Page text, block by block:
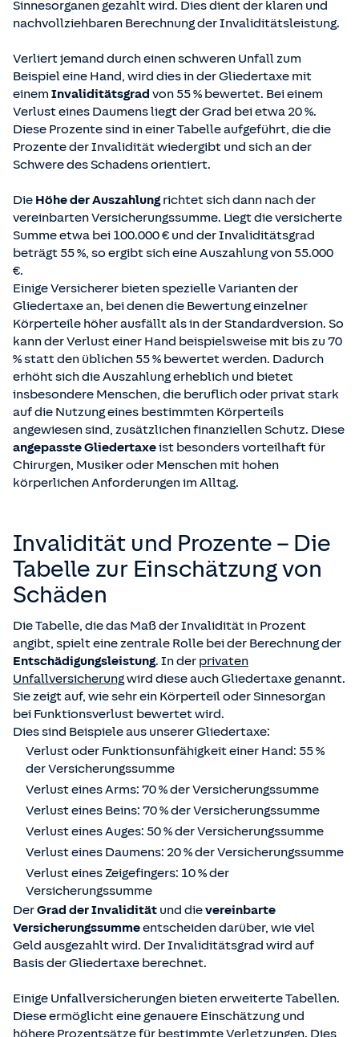
Sinnesorganen gezahlt wird. Dies dient der klaren und
nachvollziehbaren Berechnung der Invaliditätsleistung.
Verliert jemand durch einen schweren Unfall zum
Beispiel eine Hand, wird dies in der Gliedertaxe mit
einem Invaliditätsgrad von 55 % bewertet. Bei einem
Verlust eines Daumens liegt der Grad bei etwa 20 %.
Diese Prozente sind in einer Tabelle aufgeführt, die die
Prozente der Invalidität wiedergibt und sich an der
Schwere des Schadens orientiert.
Die Höhe der Auszahlungrichtet sich dann nach der
vereinbarten Versicherungssumme. Liegt die versicherte
Summe etwa bei 100.000 € und der Invaliditätsgrad
beträgt 55 %, so ergibt sich eine Auszahlung von 55.000
€.
Einige Versicherer bieten spezielle Varianten der
Gliedertaxe an, bei denen die Bewertung einzelner
Körperteile höher ausfällt als in der Standardversion. So
kann der Verlust einer Hand beispielsweise mit bis zu 70
% statt den üblichen 55 % bewertet werden. Dadurch
erhöht sich die Auszahlung erheblich und bietet
insbesondere Menschen, die beruflich oder privat stark
auf die Nutzung eines bestimmten Körperteils
angewiesen sind, zusätzlichen finanziellen Schutz. Diese
angepasste Gliedertaxeist besonders vorteilhaft für
Chirurgen, Musiker oder Menschen mit hohen
körperlichen Anforderungen im Alltag.
Invalidität und Prozente – Die
Tabelle zur Einschätzung von
Schäden
Die Tabelle, die das Maß der Invalidität in Prozent
angibt, spielt eine zentrale Rolle bei der Berechnung der
Entschädigungsleistung. In der privaten
Unfallversicherungwird diese auch Gliedertaxe genannt.
Sie zeigt auf, wie sehr ein Körperteil oder Sinnesorgan
bei Funktionsverlust bewertet wird.
Dies sind Beispiele aus unserer Gliedertaxe:
Verlust oder Funktionsunfähigkeit einer Hand: 55 %
der Versicherungssumme
Verlust eines Arms: 70 % der Versicherungssumme
Verlust eines Beins: 70 % der Versicherungssumme
Verlust eines Auges: 50 % der Versicherungssumme
Verlust eines Daumens: 20 % der Versicherungssumme
Verlust eines Zeigefingers: 10 % der
Versicherungssumme
DerGrad der Invalidität und dievereinbarte
Versicherungssummeentscheiden darüber, wie viel
Geld ausgezahlt wird. Der Invaliditätsgrad wird auf
Basis der Gliedertaxe berechnet.
Einige Unfallversicherungen bieten erweiterte Tabellen.
Diese ermöglicht eine genauere Einschätzung und
höhere Prozentsätze für bestimmte Verletzungen. Dies